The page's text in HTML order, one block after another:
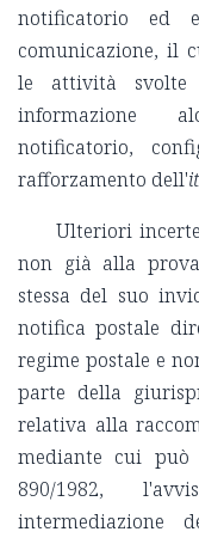
notificatorio ed
comunicazione, il
le attività svolte
informazione
notificatorio,
rafforzamento dell'
Ulteriori
non già alla prova
stessa del suo
notifica postale
regime postale e
parte della
relativa alla
mediante cui
890/1982,
intermediazione